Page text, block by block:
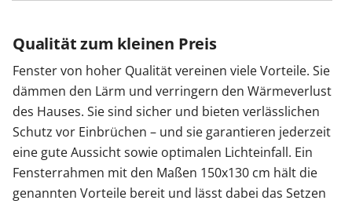
Qualität zum kleinen Preis
Fenster von hoher Qualität vereinen viele Vorteile. Sie
dämmen den Lärm und verringern den Wärmeverlust
des Hauses. Sie sind sicher und bieten verlässlichen
Schutz vor Einbrüchen – und sie garantieren jederzeit
eine gute Aussicht sowie optimalen Lichteinfall. Ein
Fensterrahmen mit den Maßen 150x130 cm hält die
genannten Vorteile bereit und lässt dabei das Setzen